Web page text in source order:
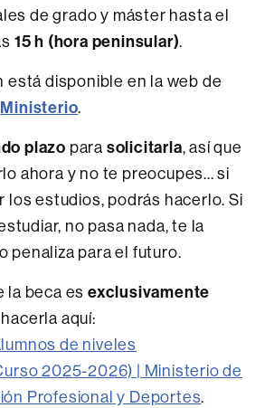
de grado y máster hasta el
15 h (hora peninsular).
está disponible en la web de
Ministerio.
plazo para solicitarla, así que
ahora y no te preocupes... si
los estudios, podrás hacerlo. Si
no pasa nada, te la
penaliza para el futuro.
la beca es exclusivamente
aquí:
de niveles
2025-2026) | Ministerio de
Profesional y Deportes.